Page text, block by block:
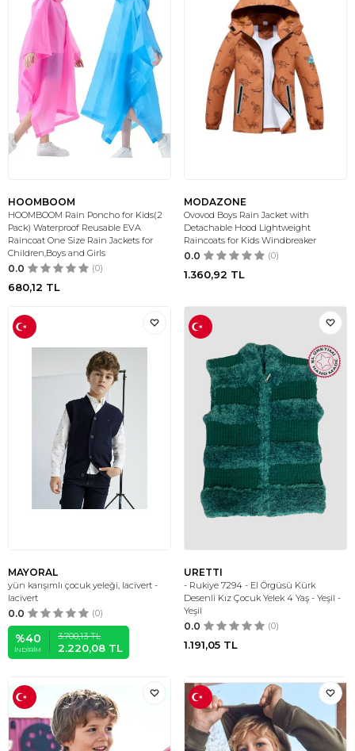
HOOMBOOM
HOOMBOOM Rain Poncho for Kids(2
Pack) Waterproof Reusable EVA
Raincoat One Size Rain Jackets for
Children,Boys and Girls
0.0 (0)
680,12 TL
MODAZONE
Ovovod Boys Rain Jacket with
Detachable Hood Lightweight
Raincoats for Kids Windbreaker
0.0 (0)
1.360,92 TL
MAYORAL
yün karışımlı çocuk yeleği, lacivert -
lacivert
0.0 (0)
%40
İNDIRIM
3.700,13TL
2.220,08 TL
URETTI
- Rukiye 7294 - El Örgüsü Kürk
Desenli Kız Çocuk Yelek 4 Yaş - Yeşil -
Yeşil
0.0 (0)
1.191,05 TL